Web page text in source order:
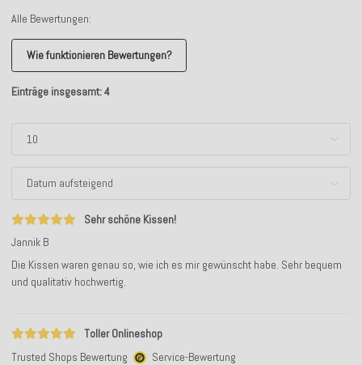
Alle Bewertungen:
Wie funktionieren Bewertungen?
Einträge insgesamt: 4
Sehr schöne Kissen!
Jannik B
Die Kissen waren genau so, wie ich es mir gewünscht habe. Sehr bequem
und qualitativ hochwertig.
Toller Onlineshop
Trusted Shops Bewertung
Service-Bewertung